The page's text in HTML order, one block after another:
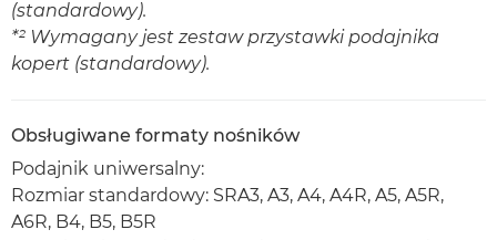
(standardowy).
*² Wymagany jest zestaw przystawki podajnika
kopert (standardowy).
Obsługiwane formaty nośników
Podajnik uniwersalny:
Rozmiar standardowy: SRA3, A3, A4, A4R, A5, A5R,
A6R, B4, B5, B5R